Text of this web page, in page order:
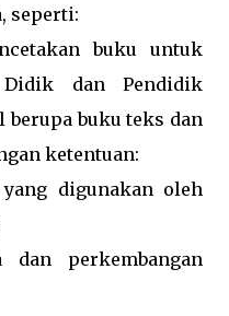
seperti:
buku untuk
Didik dan Pendidik
buku teks dan
ketentuan:
digunakan oleh
perkembangan